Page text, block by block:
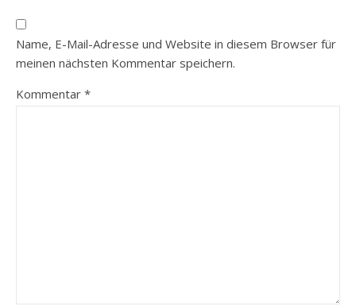
Name, E-Mail-Adresse und Website in diesem Browser für
meinen nächsten Kommentar speichern.
Kommentar *